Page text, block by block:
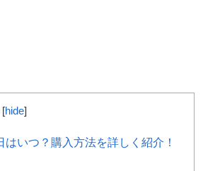
[hide]
いつ？購入方法を詳しく紹介！